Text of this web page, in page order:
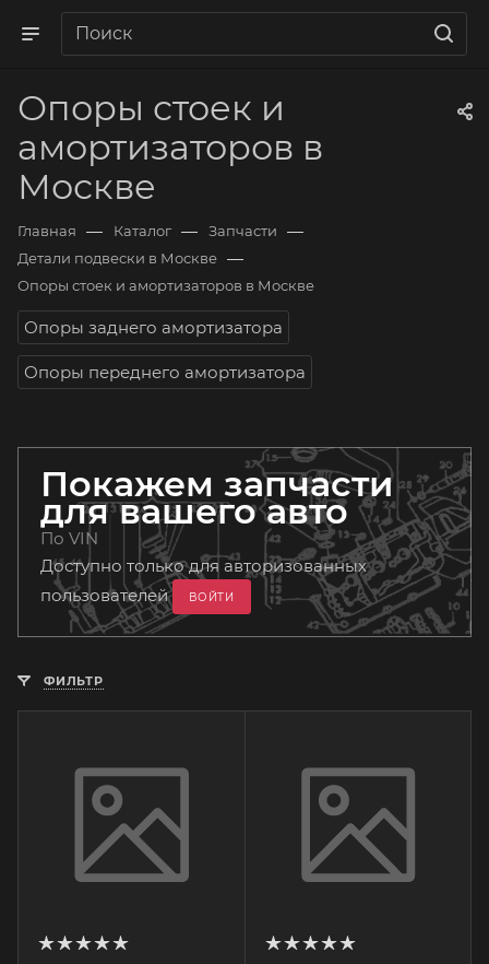
Опоры стоек и
амортизаторов в
Москве
Главная — Каталог — Запчасти —
Детали подвески в Москве —
Опоры стоек и амортизаторов в Москве
Опоры заднего амортизатора
Опоры переднего амортизатора
Покажем запчасти
для вашего авто
По VIN
Доступно только для авторизованных
пользователей
ВОЙТИ
ФИЛЬТР